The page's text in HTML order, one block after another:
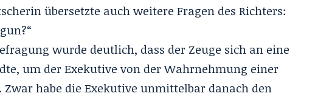
übersetzte auch weitere Fragen des Richters:
wurde deutlich, dass der Zeuge sich an eine
um der Exekutive von der Wahrnehmung einer
Zwar habe die Exekutive unmittelbar danach den